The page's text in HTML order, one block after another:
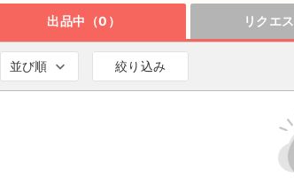
出品中（0） リクエ
並び順 絞り込み